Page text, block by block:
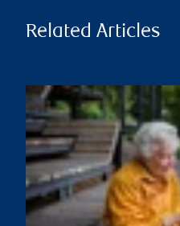
Related Articles